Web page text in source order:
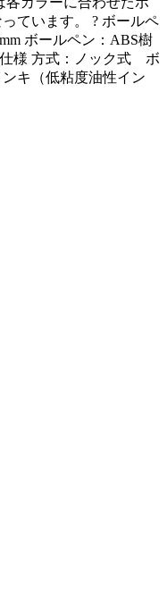
ています。 ? ボールペ
ボールペン：ABS樹
様 方式：ノック式 ボ
キ（低粘度油性イン